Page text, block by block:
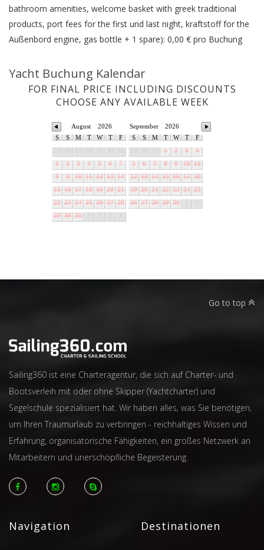
bathroom amenities, welcome basket with greek traditional
products, port fees for the first und last night, kraftstoff for the
Außenbord engine, gas bottle + 1 spare): 0,00 € pro Buchung
Yacht Buchung Kalendar
FOR FINAL PRICE INCLUDING DISCOUNTS
CHOOSE ANY AVAILABLE WEEK
2026
August
S
S M T W T
F
1
2 3 4 5 6
7
8
9 10 11 12 13 14
15 16 17 18 19 20 21
22 23 24 25 26 27 28
29 30 31
2026
September
S
S M T W T
F
1 2 3
4
5
6 7 8 9 10 11
12 13 14 15 16 17 18
19 20 21 22 23 24 25
26 27 28 29 30
Go to top
Sailing360 ist eine Charteragentur, die sich auf Charter- und
Bootsverleih mit oder ohne Skipper (Yachtcharter) und
Segelschule spezialisiert hat. Wir haben alles, was Sie benötigen,
um Ihren Traumurlaub zu verbringen - reichhaltiges Wissen und
Erfahrung, organisatorische Fähigkeiten, ein großes Netzwerk an
Mitarbeitern und unerschöpfliche Begeisterung.
Navigation Destinationen